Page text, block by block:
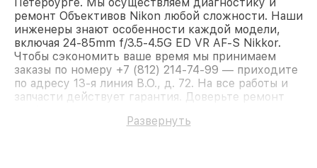
Петербурге. Мы осуществляем диагностику и
ремонт Объективов Nikon любой сложности. Наши
инженеры знают особенности каждой модели,
включая 24-85mm f/3.5-4.5G ED VR AF-S Nikkor.
Чтобы сэкономить ваше время мы принимаем
заказы по номеру +7 (812) 214-74-99 — приходите
по адресу 13-я линия В.О., д. 72. На все работы и
запчасти действует гарантия. Доверьте ремонт
Развернуть